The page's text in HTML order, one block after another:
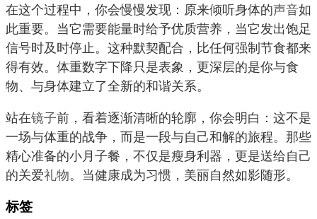
在这个过程中，你会慢慢发现：原来倾听身体的声音如
此重要。当它需要能量时给予优质营养，当它发出饱足
信号时及时停止。这种默契配合，比任何强制节食都来
得有效。体重数字下降只是表象，更深层的是你与食
物、与身体建立了全新的和谐关系。
站在镜子前，看着逐渐清晰的轮廓，你会明白：这不是
一场与体重的战争，而是一段与自己和解的旅程。那些
精心准备的小月子餐，不仅是瘦身利器，更是送给自己
的关爱礼物。当健康成为习惯，美丽自然如影随形。
标签